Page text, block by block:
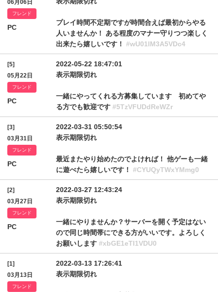
06月06日
フレンド
PC
プレイ時間不定期ですが時間合えば最初からやる
人いませんか！ ある程度のマナー守りつつ楽しく
出来たら嬉しいです！ #wU01lM3A5VDc4
[5]
05月22日
フレンド
PC
2022-05-22 18:47:01
表示期限切れ
一緒にやってくれる方募集しています 初めてや
る方でも歓迎です #5TzVFUDdReWZr
[3]
03月31日
フレンド
PC
2022-03-31 05:50:54
表示期限切れ
最近またやり始めたのでよければ！ 他ゲーも一緒
に遊べたら嬉しいです！ #CYUQyTWxYMmg0
[2]
03月27日
フレンド
PC
2022-03-27 12:43:24
表示期限切れ
一緒にやりませんか？サーバーを開く予定はない
ので同じ時間帯にできる方がいいです。よろしく
お願いします #xbGE1eTI1VDU0
[1]
03月13日
フレンド
2022-03-13 17:26:41
表示期限切れ